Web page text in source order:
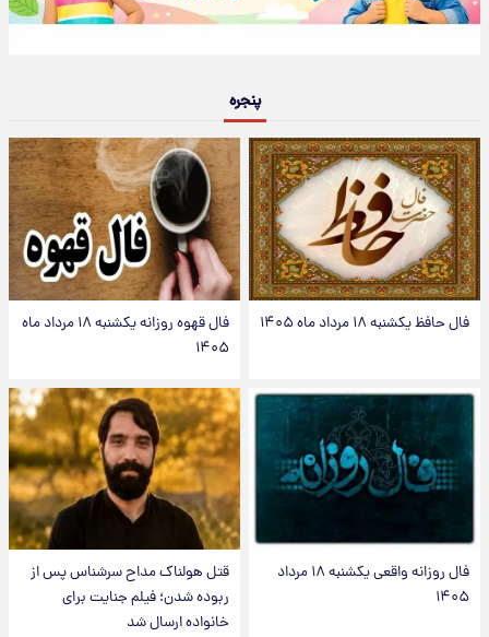
پنجره
فال حافظ یکشنبه ۱۸ مرداد ماه ۱۴۰۵
فال قهوه روزانه یکشنبه ۱۸ مرداد ماه
۱۴۰۵
فال روزانه واقعی یکشنبه ۱۸ مرداد
۱۴۰۵
قتل هولناک مداح سرشناس پس از
ربوده شدن؛ فیلم جنایت برای
خانواده ارسال شد